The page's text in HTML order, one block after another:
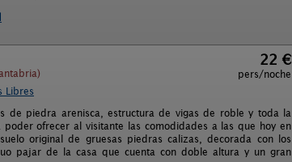
22 €
pers/noche
Libres
de piedra arenisca, estructura de vigas de roble y toda la
ofrecer al visitante las comodidades a las que hoy en
original de gruesas piedras calizas, decorada con los
pajar de la casa que cuenta con doble altura y un gran